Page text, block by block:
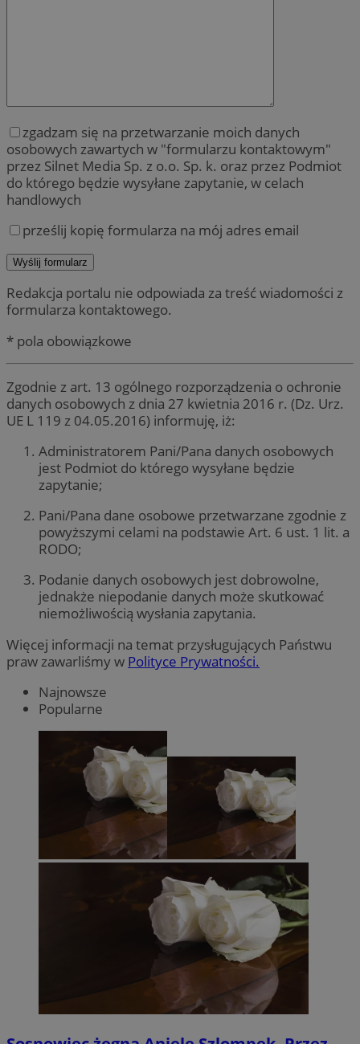
zgadzam się na przetwarzanie moich danych
osobowych zawartych w "formularzu kontaktowym"
przez Silnet Media Sp. z o.o. Sp. k. oraz przez Podmiot
do którego będzie wysyłane zapytanie, w celach
handlowych
prześlij kopię formularza na mój adres email
Redakcja portalu nie odpowiada za treść wiadomości z
formularza kontaktowego.
* pola obowiązkowe
Zgodnie z art. 13 ogólnego rozporządzenia o ochronie
danych osobowych z dnia 27 kwietnia 2016 r. (Dz. Urz.
UE L 119 z 04.05.2016) informuję, iż:
Administratorem Pani/Pana danych osobowych
jest Podmiot do którego wysyłane będzie
zapytanie;
Pani/Pana dane osobowe przetwarzane zgodnie z
powyższymi celami na podstawie Art. 6 ust. 1 lit. a
RODO;
Podanie danych osobowych jest dobrowolne,
jednakże niepodanie danych może skutkować
niemożliwością wysłania zapytania.
Więcej informacji na temat przysługujących Państwu
praw zawarliśmy w Polityce Prywatności.
Najnowsze
Popularne